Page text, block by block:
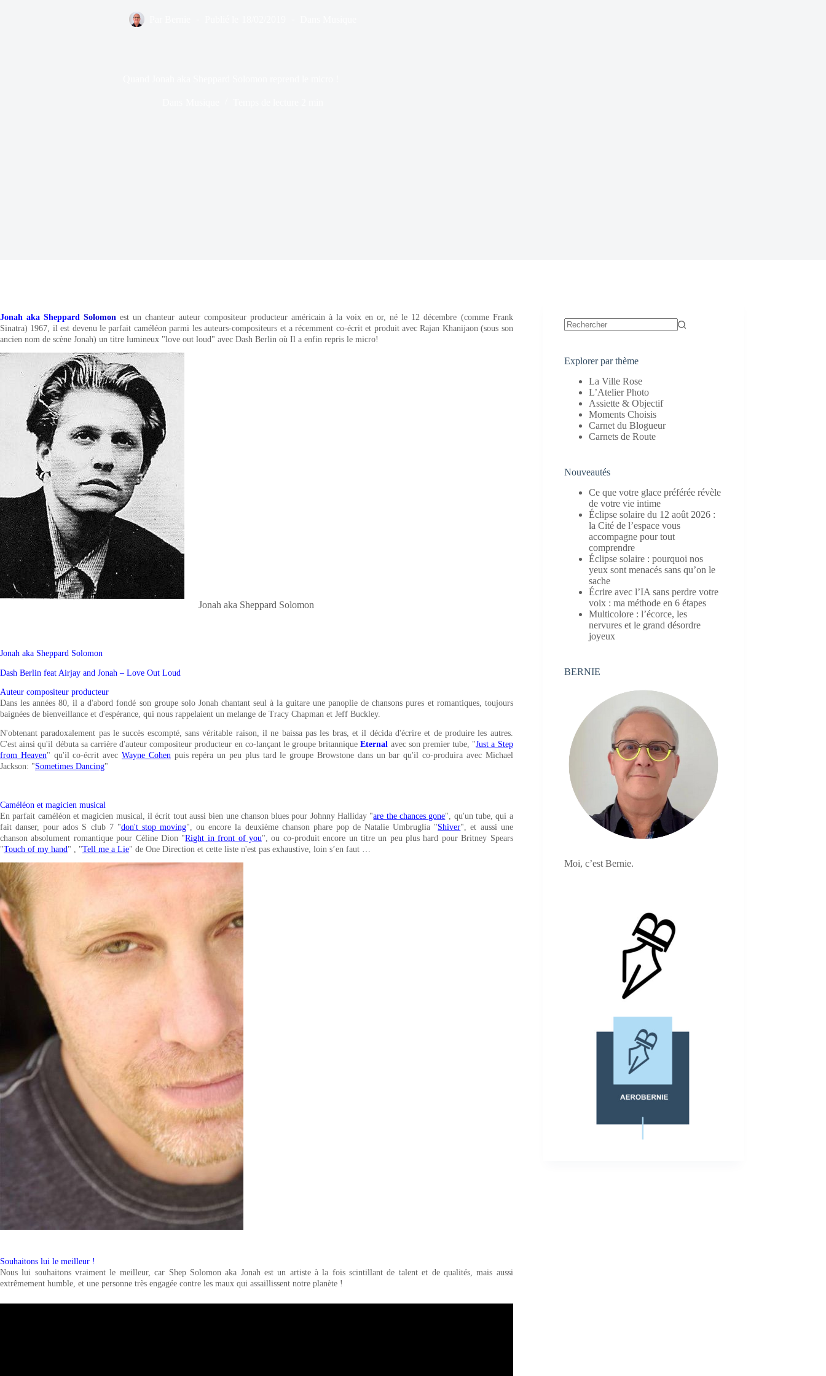
Jonah aka SheppardSolomon est un chanteur auteur compositeur producteur américain à la voix en or, né le 12 décembre (comme Frank
Sinatra) 1967, il est devenu le parfait caméléon parmi les auteurs-compositeurs et a récemment co-écrit et produit avec Rajan Khanijaon (sous son
ancien nom de scène Jonah) un titre lumineux "love out loud" avec Dash Berlin où Il a enfin repris le micro!
Jonah aka Sheppard Solomon
Jonah aka Sheppard Solomon
Dash Berlin feat Airjay and Jonah – Love Out Loud
Auteur compositeur producteur
Dans les années 80, il a d'abord fondé son groupe solo Jonah chantant seul à la guitare une panoplie de chansons pures et romantiques, toujours
baignées de bienveillance et d'espérance, qui nous rappelaient un melange de Tracy Chapman et Jeff Buckley.
N'obtenant paradoxalement pas le succès escompté, sans véritable raison, il ne baissa pas les bras, et il décida d'écrire et de produire les autres.
C'est ainsi qu'il débuta sa carrière d'auteur compositeur producteur en co-lançant le groupe britanniqueEternal avec son premier tube, "Just a Step
from Heaven" qu'il co-écrit avecWayne Cohenpuis repéra un peu plus tard le groupe Browstone dans un bar qu'il co-produira avec Michael
Jackson: "Sometimes Dancing"
Caméléon et magicien musical
En parfait caméléon et magicien musical, il écrit tout aussi bien une chanson blues pour Johnny Halliday "are the chances gone", qu'un tube, qui a
fait danser, pour ados S club 7 "don't stop moving", ou encore la deuxième chanson phare pop de Natalie Umbruglia "Shiver", et aussi une
chanson absolument romantique pour Céline Dion "Right in front of you", ou co-produit encore un titre un peu plus hard pour Britney Spears
"Touch of my hand " , "Tell me a Lie" de One Direction et cette liste n'est pas exhaustive, loin s’en faut …
Souhaitons lui le meilleur !
Nous lui souhaitons vraiment le meilleur, car Shep Solomon aka Jonah est un artiste à la fois scintillant de talent et de qualités, mais aussi
extrêmement humble, et une personne très engagée contre les maux qui assaillissent notre planète !
Explorer par thème
La Ville Rose
L’Atelier Photo
Assiette & Objectif
Moments Choisis
Carnet du Blogueur
Carnets de Route
Nouveautés
Ce que votre glace préférée révèle
de votre vie intime
Éclipse solaire du 12 août 2026 :
la Cité de l’espace vous
accompagne pour tout
comprendre
Éclipse solaire : pourquoi nos
yeux sont menacés sans qu’on le
sache
Écrire avec l’IA sans perdre votre
voix : ma méthode en 6 étapes
Multicolore : l’écorce, les
nervures et le grand désordre
joyeux
BERNIE
Moi, c’est Bernie.